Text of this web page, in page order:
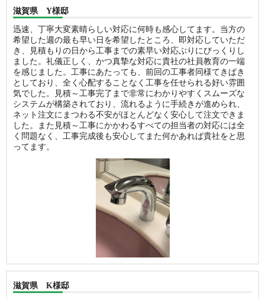
滋賀県 Y様邸
迅速、丁寧大変素晴らしい対応に何時も感心してます。当方の
希望した週の最も早い日を希望したところ、即対応していただ
き、見積もりの日から工事までの素早い対応ぶりにびっくりし
ました。礼儀正しく、かつ真摯な対応に貴社の社員教育の一端
を感じました。工事にあたっても、前回の工事者同様てきぱき
としており、全く心配することなく工事を任せられる好い雰囲
気でした。見積～工事完了まで非常にわかりやすくスムーズな
システムが構築されており、流れるように手続きが進められ、
ネット注文にまつわる不安がほとんどなく安心して注文できま
した。また見積～工事にかかわるすべての担当者の対応には全
く問題なく、工事完成後も安心してまた何かあれば貴社をと思
ってます。
滋賀県 K様邸